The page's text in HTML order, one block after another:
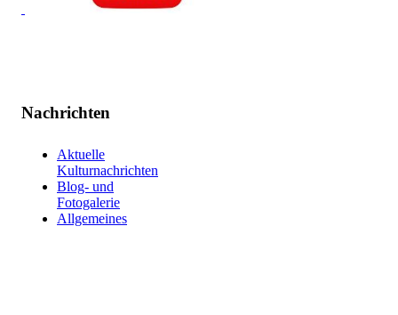
Nachrichten
Aktuelle
Kulturnachrichten
Blog- und
Fotogalerie
Allgemeines